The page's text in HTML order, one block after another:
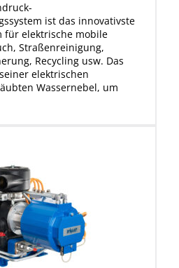
ist das innovativste
für elektrische mobile
Straßenreinigung,
Recycling usw. Das
elektrischen
Wassernebel, um